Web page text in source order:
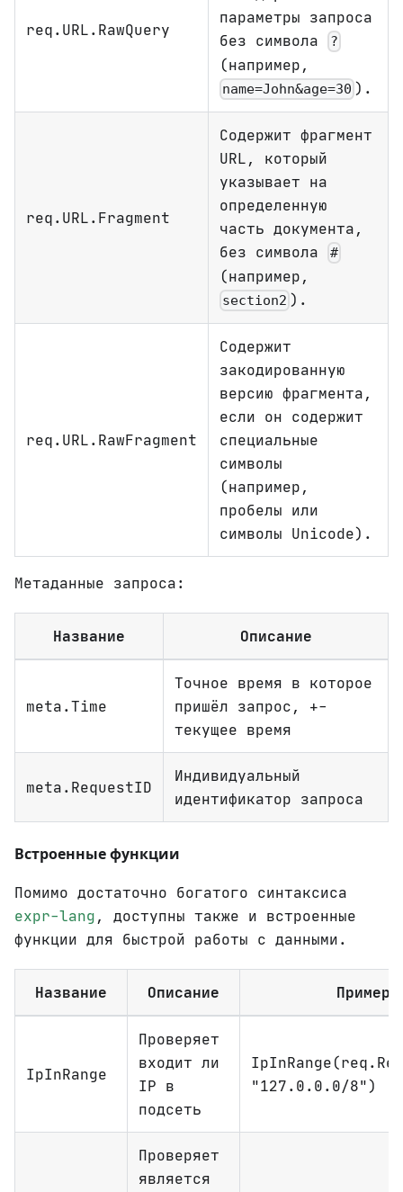
req.URL.RawQuery
параметры запроса
без символа
?
(например,
name=John&age=30 ).
req.URL.Fragment
Содержит фрагмент
URL, который
указывает на
определенную
часть документа,
без символа
#
(например,
section2 ).
req.URL.RawFragment
Содержит
закодированную
версию фрагмента,
если он содержит
специальные
символы
(например,
пробелы или
символы Unicode).
Метаданные запроса:
Название Описание
meta.Time
Точное время в которое
пришёл запрос, +-
текущее время
meta.RequestID
Индивидуальный
идентификатор запроса
Встроенные функции
Помимо достаточно богатого синтаксиса
expr-lang , доступны также и встроенные
функции для быстрой работы с данными.
Название Описание Пример
IpInRange
Проверяет
входит ли
IP в
подсеть
"127.0.0.0/8")
Проверяет
является